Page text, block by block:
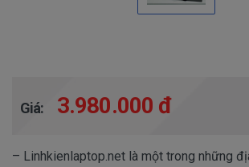
Giá: 3.980.000 đ
– Linhkienlaptop.net là một trong những